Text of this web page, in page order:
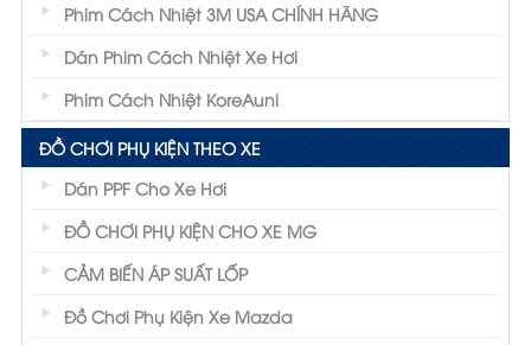
Phim Cách Nhiệt 3M USA CHÍNH HÃNG
Dán Phim Cách Nhiệt Xe Hơi
Phim Cách Nhiệt KoreAuni
ĐỒ CHƠI PHỤ KIỆN THEO XE
Dán PPF Cho Xe Hơi
ĐỒ CHƠI PHỤ KIỆN CHO XE MG
CẢM BIẾN ÁP SUẤT LỐP
Đồ Chơi Phụ Kiện Xe Mazda